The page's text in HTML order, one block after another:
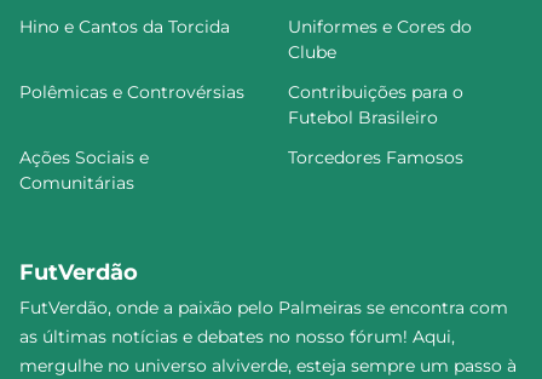
Hino e Cantos da Torcida
Uniformes e Cores do
Clube
Polêmicas e Controvérsias
Contribuições para o
Futebol Brasileiro
Ações Sociais e
Comunitárias
Torcedores Famosos
FutVerdão
FutVerdão, onde a paixão pelo Palmeiras se encontra com
as últimas notícias e debates no nosso fórum! Aqui,
mergulhe no universo alviverde, esteja sempre um passo à